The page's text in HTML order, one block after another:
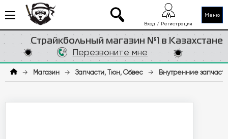
Меню
Страйкбольный магазин №1 в Казахстане
Вход / Регистрация
Перезвоните мне
→ Магазин → Запчасти, Тюн, Обвес → Внутренние запчасти